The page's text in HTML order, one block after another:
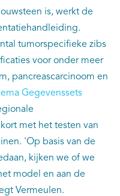
is, werkt de
tumorspecifieke zibs
voor onder meer
pancreascarcinoom en
Gegevenssets
met het testen van
'Op basis van de
kijken we of we
model en aan de
Vermeulen.